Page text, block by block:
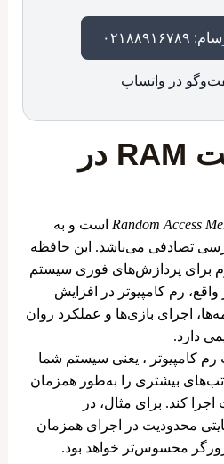
در واتساپ
نقش و اهمیت RAM در
Random Access است و به
تصادفی می‌باشد. این حافظه
برای پردازش‌های فوری سیستم
رم کامپیوتر در افزایش
اجرای بازی‌ها و عملکرد روان
دارد.
کامپیوتر ، یعنی سیستم شما
تب‌های بیشتری را به‌طور همزمان
کند. برای مثال، در
۸ گیگابایتی محدودیت در اجرای همزمان
محسوس‌تر خواهد بود.